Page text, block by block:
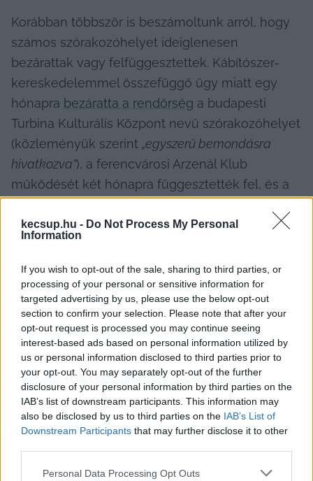
kecsup.hu - Do Not Process My Personal
Information
If you wish to opt-out of the sale, sharing to third parties, or
processing of your personal or sensitive information for
targeted advertising by us, please use the below opt-out
section to confirm your selection. Please note that after your
opt-out request is processed you may continue seeing
interest-based ads based on personal information utilized by
us or personal information disclosed to third parties prior to
your opt-out. You may separately opt-out of the further
disclosure of your personal information by third parties on the
IAB’s list of downstream participants. This information may
also be disclosed by us to third parties on the IAB’s List of
Downstream Participants that may further disclose it to other
Please note that this website/app uses one or more Google
Personal Data Processing Opt Outs
Korábban többször is beszámoltunk arról, hogy
számos szórakozóhelyet ideiglenesen
bezárattak vagy felfüggesztettek. Kábítószer-
kereskedelemmel összefüggő ügy miatt egy
hónapra bezáratta a rendőrség a budapesti
Turbina Kulturális Központ nevű szórakozóhelyet
(közleményük szerint „egyszerű bemondásra
hivatkozva”), a ferencvárosi Arzenál Klub
működését két hónapra függesztették fel, és a
járt.
Közös pont, hogy az üzemeltetők
hangsúlyozták: zéró toleranciát alkalmaznak
a tiltott szerekkel szemben.
Kecskeméten ez idáig nem volt példa konkrét
ideiglenes bezárásra, de a kecskeméti Ápoló
Klub is nyilvánosan kiállt a rendőrségi razziák
ellen. A napokban azonban az autóbusz-
állomással szembeni Buszos Korcsmára is